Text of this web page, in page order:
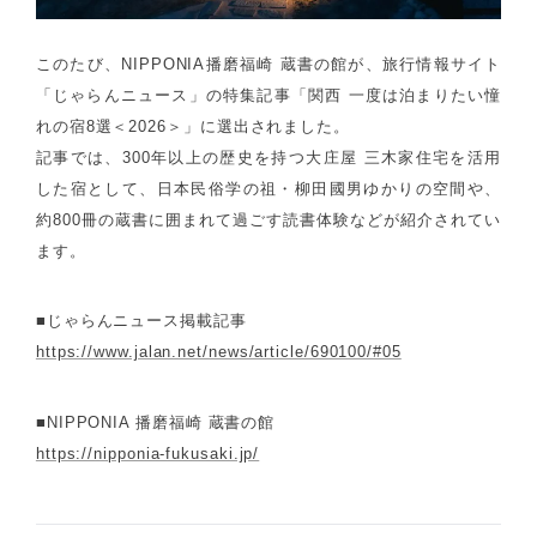
このたび、NIPPONIA播磨福崎 蔵書の館が、旅行情報サイト
「じゃらんニュース」の特集記事「関西 一度は泊まりたい憧
れの宿8選＜2026＞」に選出されました。
記事では、300年以上の歴史を持つ大庄屋 三木家住宅を活用
した宿として、日本民俗学の祖・柳田國男ゆかりの空間や、
約800冊の蔵書に囲まれて過ごす読書体験などが紹介されてい
ます。
■じゃらんニュース掲載記事
https://www.jalan.net/news/article/690100/#05
■NIPPONIA 播磨福崎 蔵書の館
https://nipponia-fukusaki.jp/